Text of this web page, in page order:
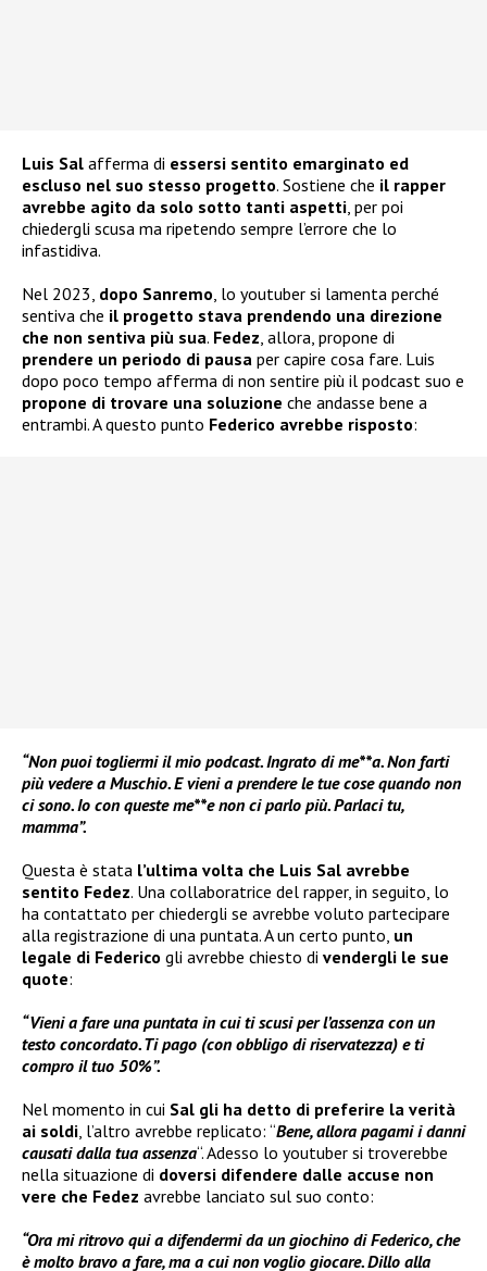
Luis Sal afferma di essersi sentito emarginato ed
escluso nel suo stesso progetto. Sostiene che il rapper
avrebbe agito da solo sotto tanti aspetti, per poi
chiedergli scusa ma ripetendo sempre l’errore che lo
infastidiva.
Nel 2023, dopo Sanremo, lo youtuber si lamenta perché
sentiva che il progetto stava prendendo una direzione
che non sentiva più sua. Fedez, allora, propone di
prendere un periodo di pausa per capire cosa fare. Luis
dopo poco tempo afferma di non sentire più il podcast suo e
propone di trovare una soluzione che andasse bene a
entrambi. A questo punto Federico avrebbe risposto:
“Non puoi togliermi il mio podcast. Ingrato di me**a. Non farti
più vedere a Muschio. E vieni a prendere le tue cose quando non
ci sono. Io con queste me**e non ci parlo più. Parlaci tu,
mamma”.
Questa è stata l’ultima volta che Luis Sal avrebbe
sentito Fedez. Una collaboratrice del rapper, in seguito, lo
ha contattato per chiedergli se avrebbe voluto partecipare
alla registrazione di una puntata. A un certo punto, un
legale di Federico gli avrebbe chiesto di vendergli le sue
quote:
“Vieni a fare una puntata in cui ti scusi per l’assenza con un
testo concordato. Ti pago (con obbligo di riservatezza) e ti
compro il tuo 50%”.
Nel momento in cui Sal gli ha detto di preferire la verità
ai soldi, l’altro avrebbe replicato: “Bene, allora pagami i danni
causati dalla tua assenza“. Adesso lo youtuber si troverebbe
nella situazione di doversi difendere dalle accuse non
vere che Fedez avrebbe lanciato sul suo conto:
“Ora mi ritrovo qui a difendermi da un giochino di Federico, che
è molto bravo a fare, ma a cui non voglio giocare. Dillo alla